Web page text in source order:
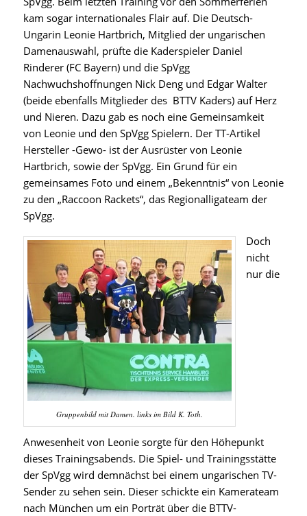
kam sogar internationales Flair auf. Die Deutsch-
Ungarin Leonie Hartbrich, Mitglied der ungarischen
Damenauswahl, prüfte die Kaderspieler Daniel
Rinderer (FC Bayern) und die SpVgg
Nachwuchshoffnungen Nick Deng und Edgar Walter
(beide ebenfalls Mitglieder des BTTV Kaders) auf Herz
und Nieren. Dazu gab es noch eine Gemeinsamkeit
von Leonie und den SpVgg Spielern. Der TT-Artikel
Hersteller -Gewo- ist der Ausrüster von Leonie
Hartbrich, sowie der SpVgg. Ein Grund für ein
gemeinsames Foto und einem „Bekenntnis“ von Leonie
zu den „Raccoon Rackets“, das Regionalligateam der
SpVgg.
Gruppenbild mit Damen. links im Bild K. Toth.
Doch
nicht
nur die
Anwesenheit von Leonie sorgte für den Höhepunkt
dieses Trainingsabends. Die Spiel- und Trainingsstätte
der SpVgg wird demnächst bei einem ungarischen TV-
Sender zu sehen sein. Dieser schickte ein Kamerateam
nach München um ein Porträt über die BTTV-